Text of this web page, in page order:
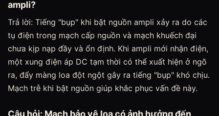
ampli?
Trả lời: Tiếng "bụp" khi bật nguồn ampli xảy ra do các
tụ điện trong mạch cấp nguồn và mạch khuếch đại
chưa kịp nạp đầy và ổn định. Khi ampli mới nhận điện,
một xung điện áp DC tạm thời có thể xuất hiện ở ngõ
ra, đẩy màng loa đột ngột gây ra tiếng "bụp" khó chịu.
Mạch trễ khi bật nguồn giúp khắc phục vấn đề này.
Câu hỏi: Mạch bảo vệ loa có ảnh hưởng đến